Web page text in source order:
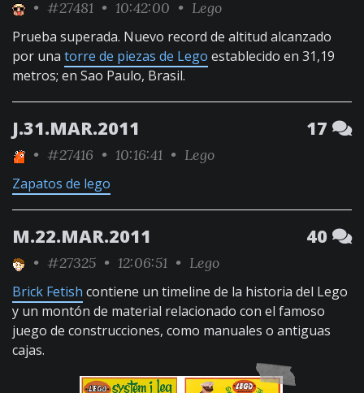
• #27481 • 10:42:00 • Lego
Prueba superada. Nuevo record de altitud alcanzado
por una torre de piezas de Lego establecido en 31,19
metros; en Sao Paulo, Brasil.
J.31.MAR.2011 17
• #27416 • 10:16:41 • Lego
Zapatos de lego
M.22.MAR.2011 40
• #27325 • 12:06:51 • Lego
Brick Fetish contiene un timeline de la historia del Lego
y un montón de material relacionado con el famoso
juego de construcciones, como manuales o antiguas
cajas.